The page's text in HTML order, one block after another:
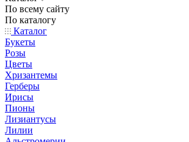
По всему сайту
По каталогу
Каталог
Букеты
Розы
Цветы
Хризантемы
Герберы
Ирисы
Пионы
Лизиантусы
Лилии